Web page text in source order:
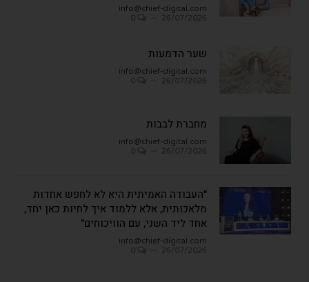
info@chief-digital.com
שער הדמעות
info@chief-digital.com
מחברת לבבות
info@chief-digital.com
"העבודה האמיתית היא לא לחפש אחדות
מלאכותית, אלא ללמוד איך לחיות כאן יחד,
אחד ליד השני, עם הוויכוחים"
info@chief-digital.com